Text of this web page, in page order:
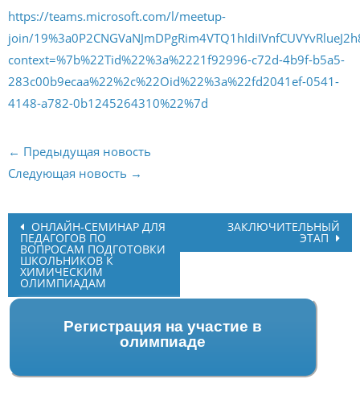
https://teams.microsoft.com/l/meetup-
join/
context=%7b%22Tid%22%3a%2221f92996-c72d-4b9f-b5a5-
283c00b9ecaa%22%2c%22Oid%22%3a%22fd2041ef-0541-
4148-a782-0b1245264310%22%7d
← Предыдущая новость
Следующая новость →
Post
navigation
ОНЛАЙН-СЕМИНАР ДЛЯ
ПЕДАГОГОВ ПО
ВОПРОСАМ ПОДГОТОВКИ
ШКОЛЬНИКОВ К
ХИМИЧЕСКИМ
ОЛИМПИАДАМ
ЗАКЛЮЧИТЕЛЬНЫЙ
ЭТАП
Регистрация на участие в
олимпиаде